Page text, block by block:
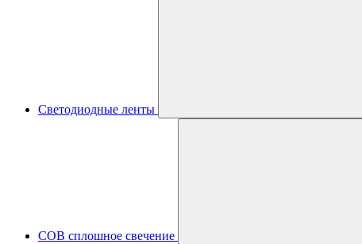
Светодиодные ленты
COB сплошное свечение